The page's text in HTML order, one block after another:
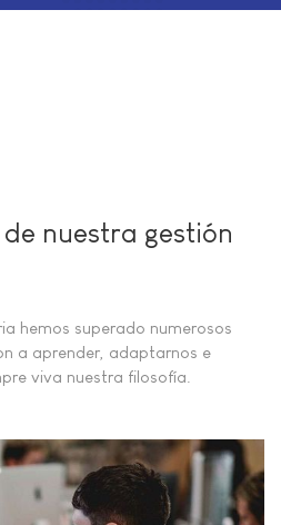
nuestra gestión
hemos superado numerosos
a aprender, adaptarnos e
viva nuestra filosofía.